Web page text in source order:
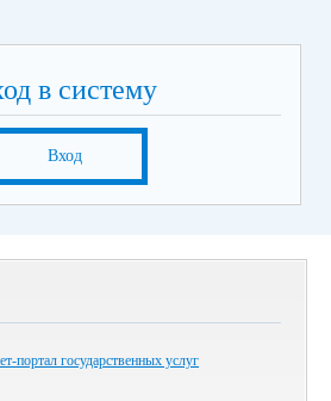
в систему
Вход
портал государственных услуг